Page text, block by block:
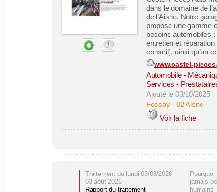
dans le domaine de
de l’Aisne. Notre
propose une gamme
besoins automobiles
entretien et
conseil), ainsi qu’un
www.castel-
Automobile -
Services -
Ajouté le 03/10/2025
Fossoy- 02 Aisne
Voir la fiche
Traitement du lundi 03/08/2026
03 août 2026
Rapport du traitement
jamais
humains